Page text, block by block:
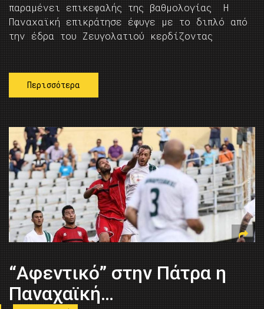
παραμένει επικεφαλής της βαθμολογίας Η
Παναχαϊκή επικράτησε έφυγε με το διπλό από
την έδρα του Ζευγολατιού κερδίζοντας
Περισσότερα
“Αφεντικό” στην Πάτρα η
Παναχαϊκή…